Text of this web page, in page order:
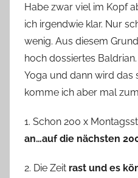
Habe zwar viel im Kopf
ich irgendwie klar. Nur
wenig. Aus diesem
hoch dossiertes
Yoga und dann wird das
komme ich aber mal zum
1. Schon 200 x
an…auf die nächsten
2. Die Zeit rast und es